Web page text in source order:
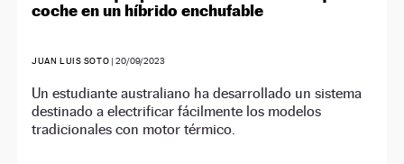
coche en un híbrido enchufable
JUAN LUIS SOTO |20/09/2023
Un estudiante australiano ha desarrollado un sistema
destinado a electrificar fácilmente los modelos
tradicionales con motor térmico.